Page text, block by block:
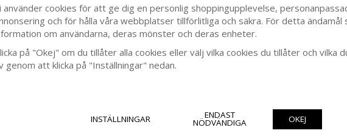
använder cookies för att ge dig en personlig shoppingupplevelse,
och för hålla våra webbplatser tillförlitliga och säkra. För detta ändamål
om användarna, deras mönster och deras enheter.
på "Okej" om du tillåter alla cookies eller välj vilka cookies du tillåter och vilka
genom att klicka på "Inställningar" nedan.
INSTÄLLNINGAR ENDAST
NÖDVÄNDIGA OKEJ